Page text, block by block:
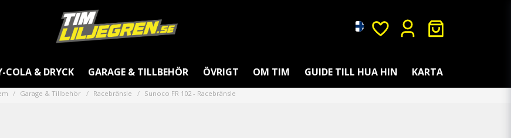
COLA & DRYCK GARAGE & TILLBEHÖR ÖVRIGT OM TIM GUIDE TILL HUA HIN KARTA
Garage & Tillbehör Racebränsle Sunoco FR 102 - Racebränsle